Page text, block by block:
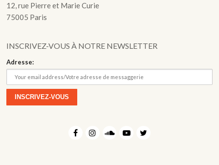
12, rue Pierre et Marie Curie
75005 Paris
INSCRIVEZ-VOUS À NOTRE NEWSLETTER
Adresse: